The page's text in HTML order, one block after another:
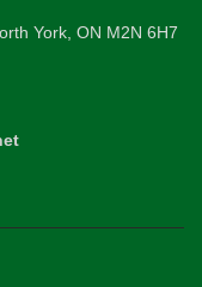
York, ON M2N 6H7